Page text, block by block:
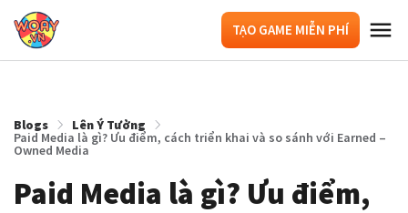
TẠO GAME MIỄN PHÍ
Blogs Lên Ý Tưởng
Paid Media là gì? Ưu điểm, cách triển khai và so sánh với Earned –
Owned Media
Paid Media là gì? Ưu điểm,